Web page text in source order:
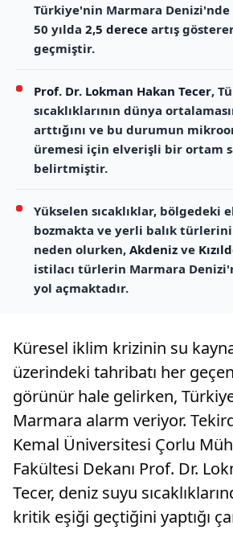
Türkiye'nin Marmara Denizi'nde
50 yılda 2,5 derece artış
geçmiştir.
Prof. Dr. Lokman Hakan Tecer,
sıcaklıklarının dünya
arttığını ve bu durumun
üremesi için elverişli bir ortam
belirtmiştir.
Yükselen sıcaklıklar, bölgedeki
bozmakta ve yerli balık
neden olurken, Akdeniz ve
istilacı türlerin Marmara
yol açmaktadır.
Küresel iklim krizinin su
üzerindeki tahribatı her
görünür hale gelirken,
Marmara alarm veriyor.
Kemal Üniversitesi Çorlu
Fakültesi Dekanı Prof. Dr.
Tecer, deniz suyu
kritik eşiği geçtiğini yaptığı